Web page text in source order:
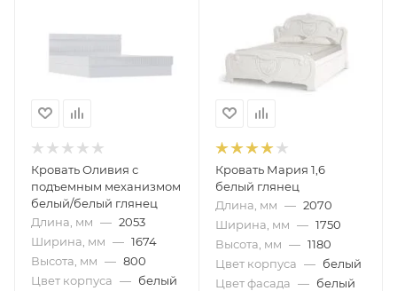
Кровать Оливия с
подъемным механизмом
белый/белый глянец
Длина, мм — 2053
Ширина, мм — 1674
Высота, мм — 800
Цвет корпуса — белый
Кровать Мария 1,6
белый глянец
Длина, мм — 2070
Ширина, мм — 1750
Высота, мм — 1180
Цвет корпуса — белый
Цвет фасада — белый